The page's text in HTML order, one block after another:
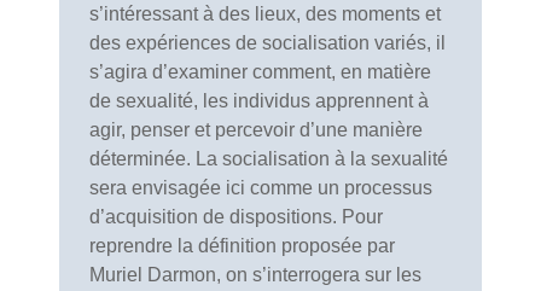
s’intéressant à des lieux, des moments et
des expériences de socialisation variés, il
s’agira d’examiner comment, en matière
de sexualité, les individus apprennent à
agir, penser et percevoir d’une manière
déterminée. La socialisation à la sexualité
sera envisagée ici comme un processus
d’acquisition de dispositions. Pour
reprendre la définition proposée par
Muriel Darmon, on s’interrogera sur les